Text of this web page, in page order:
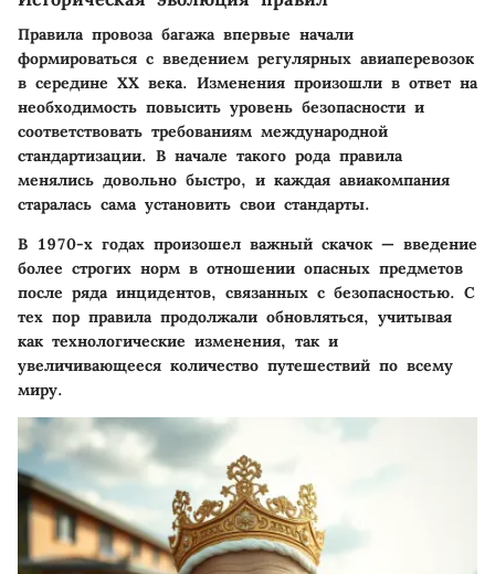
Правила провоза багажа впервые начали
формироваться с введением регулярных авиаперевозок
в середине XX века. Изменения произошли в ответ на
необходимость повысить уровень безопасности и
соответствовать требованиям международной
стандартизации. В начале такого рода правила
менялись довольно быстро, и каждая авиакомпания
старалась сама установить свои стандарты.
В 1970-х годах произошел важный скачок — введение
более строгих норм в отношении опасных предметов
после ряда инцидентов, связанных с безопасностью. С
тех пор правила продолжали обновляться, учитывая
как технологические изменения, так и
увеличивающееся количество путешествий по всему
миру.